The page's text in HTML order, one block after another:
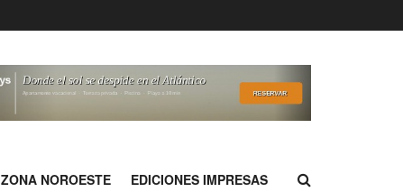
ZONA NOROESTE EDICIONES IMPRESAS